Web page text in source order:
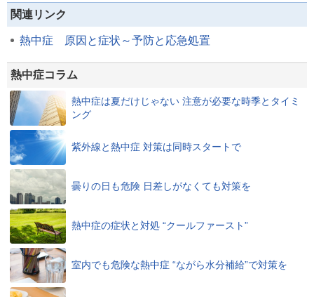
関連リンク
熱中症 原因と症状～予防と応急処置
熱中症コラム
熱中症は夏だけじゃない 注意が必要な時季とタイミ
ング
紫外線と熱中症 対策は同時スタートで
曇りの日も危険 日差しがなくても対策を
熱中症の症状と対処 “クールファースト”
室内でも危険な熱中症 “ながら水分補給”で対策を